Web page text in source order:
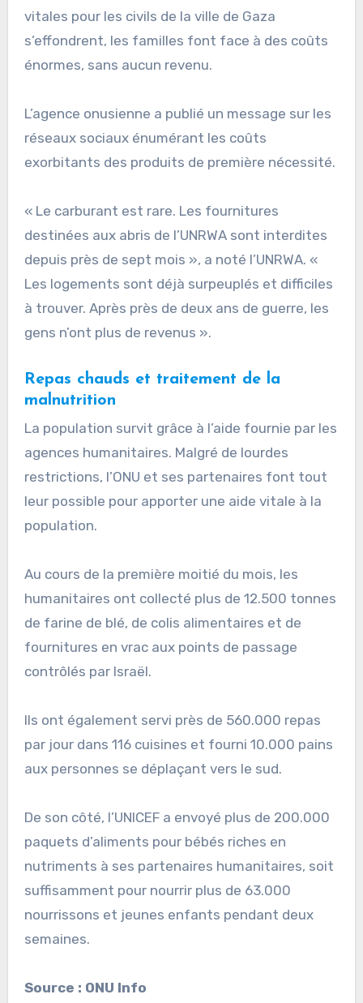
vitales pour les civils de la ville de Gaza
s’effondrent, les familles font face à des coûts
énormes, sans aucun revenu.
L’agence onusienne a publié un message sur les
réseaux sociaux énumérant les coûts
exorbitants des produits de première nécessité.
« Le carburant est rare. Les fournitures
destinées aux abris de l’UNRWA sont interdites
depuis près de sept mois », a noté l’UNRWA. «
Les logements sont déjà surpeuplés et difficiles
à trouver. Après près de deux ans de guerre, les
gens n’ont plus de revenus ».
Repas chauds et traitement de la
malnutrition
La population survit grâce à l’aide fournie par les
agences humanitaires. Malgré de lourdes
restrictions, l’ONU et ses partenaires font tout
leur possible pour apporter une aide vitale à la
population.
Au cours de la première moitié du mois, les
humanitaires ont collecté plus de 12.500 tonnes
de farine de blé, de colis alimentaires et de
fournitures en vrac aux points de passage
contrôlés par Israël.
Ils ont également servi près de 560.000 repas
par jour dans 116 cuisines et fourni 10.000 pains
aux personnes se déplaçant vers le sud.
De son côté, l’UNICEF a envoyé plus de 200.000
paquets d’aliments pour bébés riches en
nutriments à ses partenaires humanitaires, soit
suffisamment pour nourrir plus de 63.000
nourrissons et jeunes enfants pendant deux
semaines.
Source : ONU Info